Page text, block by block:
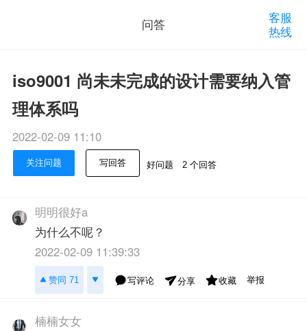
问答
客服
热线
iso9001 尚未未完成的设计需要纳入管
理体系吗
2022-02-09 11:10
关注问题 写回答 好问题 2 个回答
明明很好a
为什么不呢？
2022-02-09 11:39:33
赞同 71 写评论 分享 收藏 举报
楠楠女女